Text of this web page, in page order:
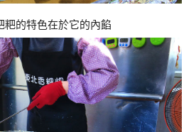
粑的特色在於它的內餡